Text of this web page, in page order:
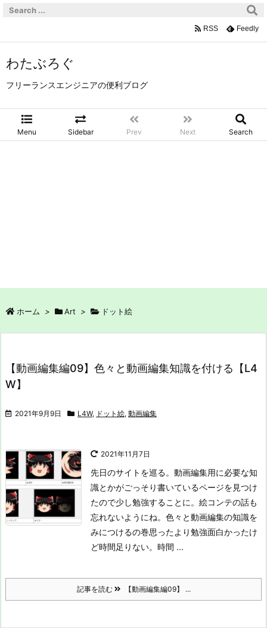
わたぶろぐ
フリーランスエンジニアの便利ブログ
Menu Sidebar Prev Next Search
RSS Feedly
ホーム > Art > ドット絵
【動画編集編09】色々と動画編集知識を付ける【L4
W】
2021年9月9日 L4W, ドット絵, 動画編集
2021年11月7日
先日のサイトを巡る。動画編集用に必要な知
識とかがごっそり書いているページを見つけ
たので少し勉強することに。絵コンテの話も
忘れないようにね。 色々と動画編集の知識を
みにつけるの巻思ったより勉強面白かったけ
ど時間足りない。時間 ...
記事を読む 【動画編集編09】 ...